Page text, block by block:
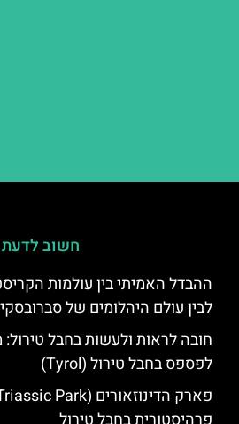
חשוב לדעת
ההבדל האמיתי בין עולמות
לבין עולם היהלומים של
חובה לראות ולעשות בחבל
לפספס בחבל טירול (Tyrol)